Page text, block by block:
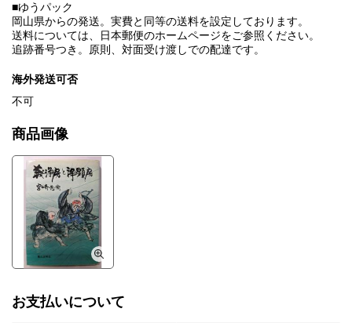
■ゆうパック
岡山県からの発送。実費と同等の送料を設定しております。
送料については、日本郵便のホームページをご参照ください。
追跡番号つき。原則、対面受け渡しでの配達です。
海外発送可否
不可
商品画像
お支払いについて